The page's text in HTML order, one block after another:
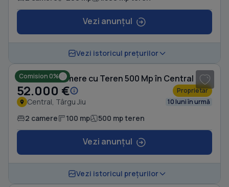
Vezi anunțul
Vezi istoricul prețurilor
Comision 0%
Casă cu 2 camere cu Teren 500 Mp în Central
52.000 € Proprietar
Central, Târgu Jiu 10 luni în urmă
2 camere 100 mp 500 mp teren
Vezi anunțul
Vezi istoricul prețurilor